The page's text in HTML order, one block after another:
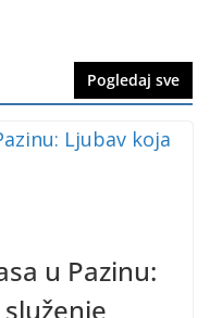
Pogledaj sve
u Pazinu: